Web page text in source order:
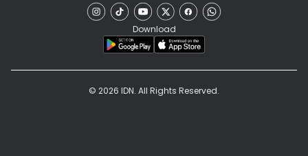
Download
© 2026 IDN. All Rights Reserved.